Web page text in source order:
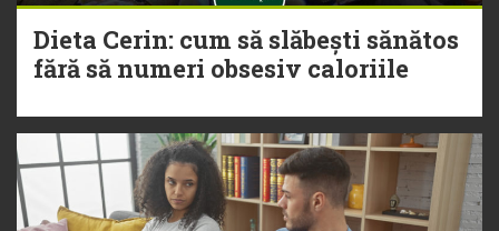
Dieta Cerin: cum să slăbești sănătos
fără să numeri obsesiv caloriile